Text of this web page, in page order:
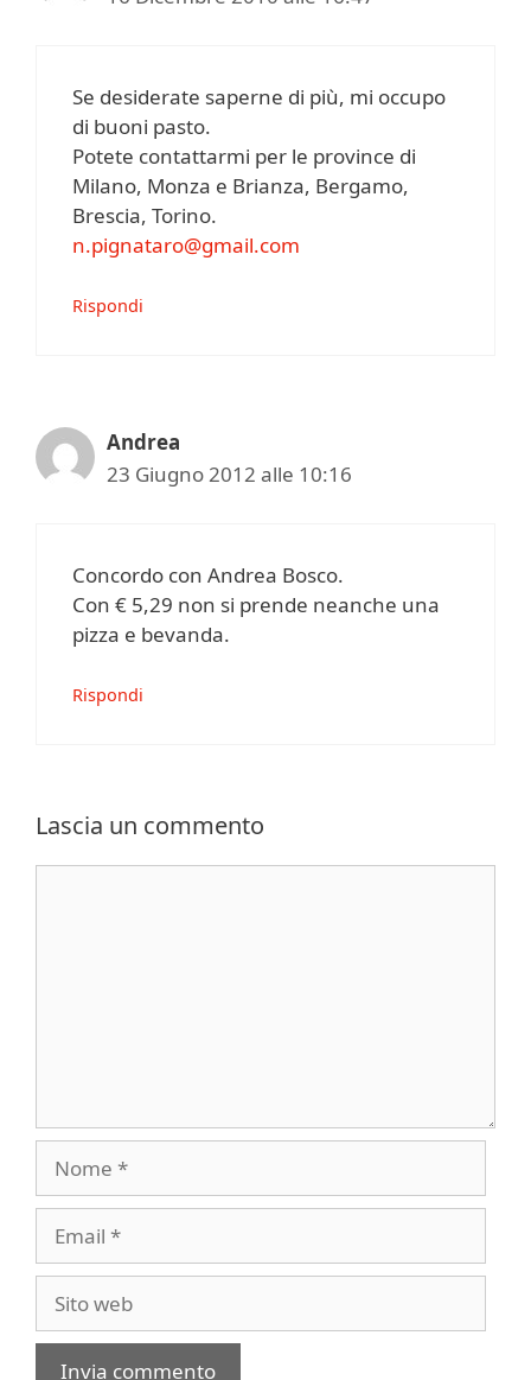
Se desiderate saperne di più, mi occupo
di buoni pasto.
Potete contattarmi per le province di
Milano, Monza e Brianza, Bergamo,
Brescia, Torino.
n.pignataro@gmail.com
Rispondi
Andrea
23 Giugno 2012 alle 10:16
Concordo con Andrea Bosco.
Con € 5,29 non si prende neanche una
pizza e bevanda.
Rispondi
Lascia un commento
web